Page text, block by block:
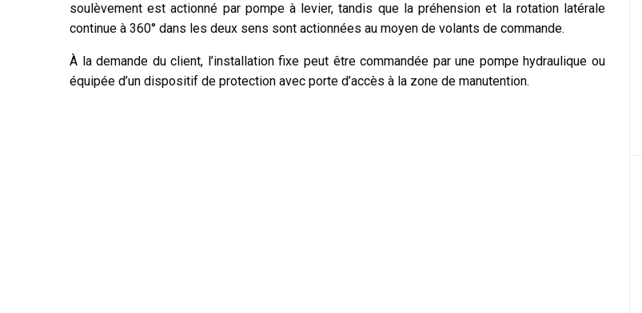
soulèvement est actionné par pompe à levier, tandis que la préhension et la rotation latérale
continue à 360° dans les deux sens sont actionnées au moyen de volants de commande.
À la demande du client, l’installation fixe peut être commandée par une pompe hydraulique ou
équipée d’un dispositif de protection avec porte d’accès à la zone de manutention.